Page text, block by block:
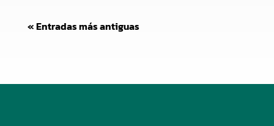
« Entradas más antiguas